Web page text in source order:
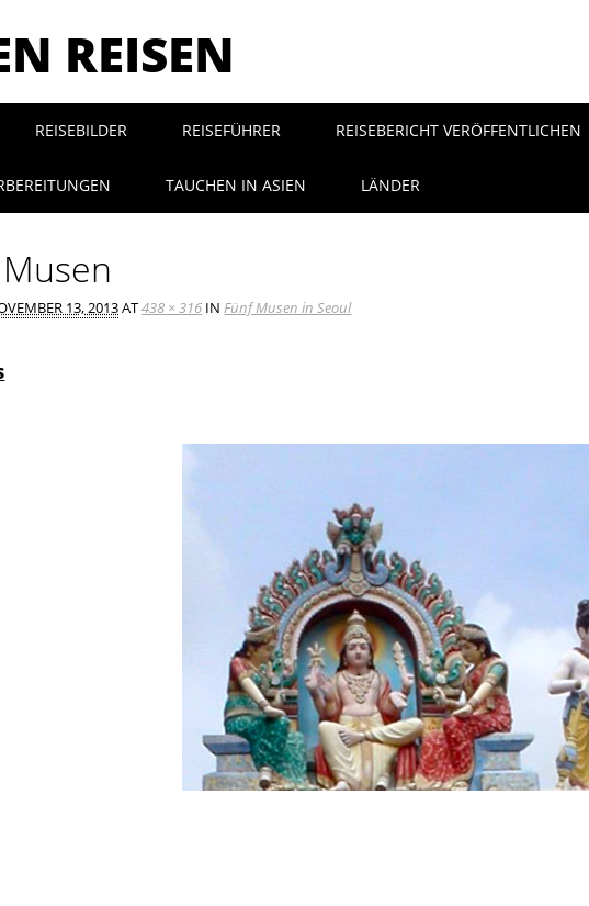
REISEN
REISEBILDER REISEFÜHRER REISEBERICHT VERÖFFENTLICHEN
TAUCHEN IN ASIEN LÄNDER
13, 2013AT438 × 316 INFünf Musen in Seoul